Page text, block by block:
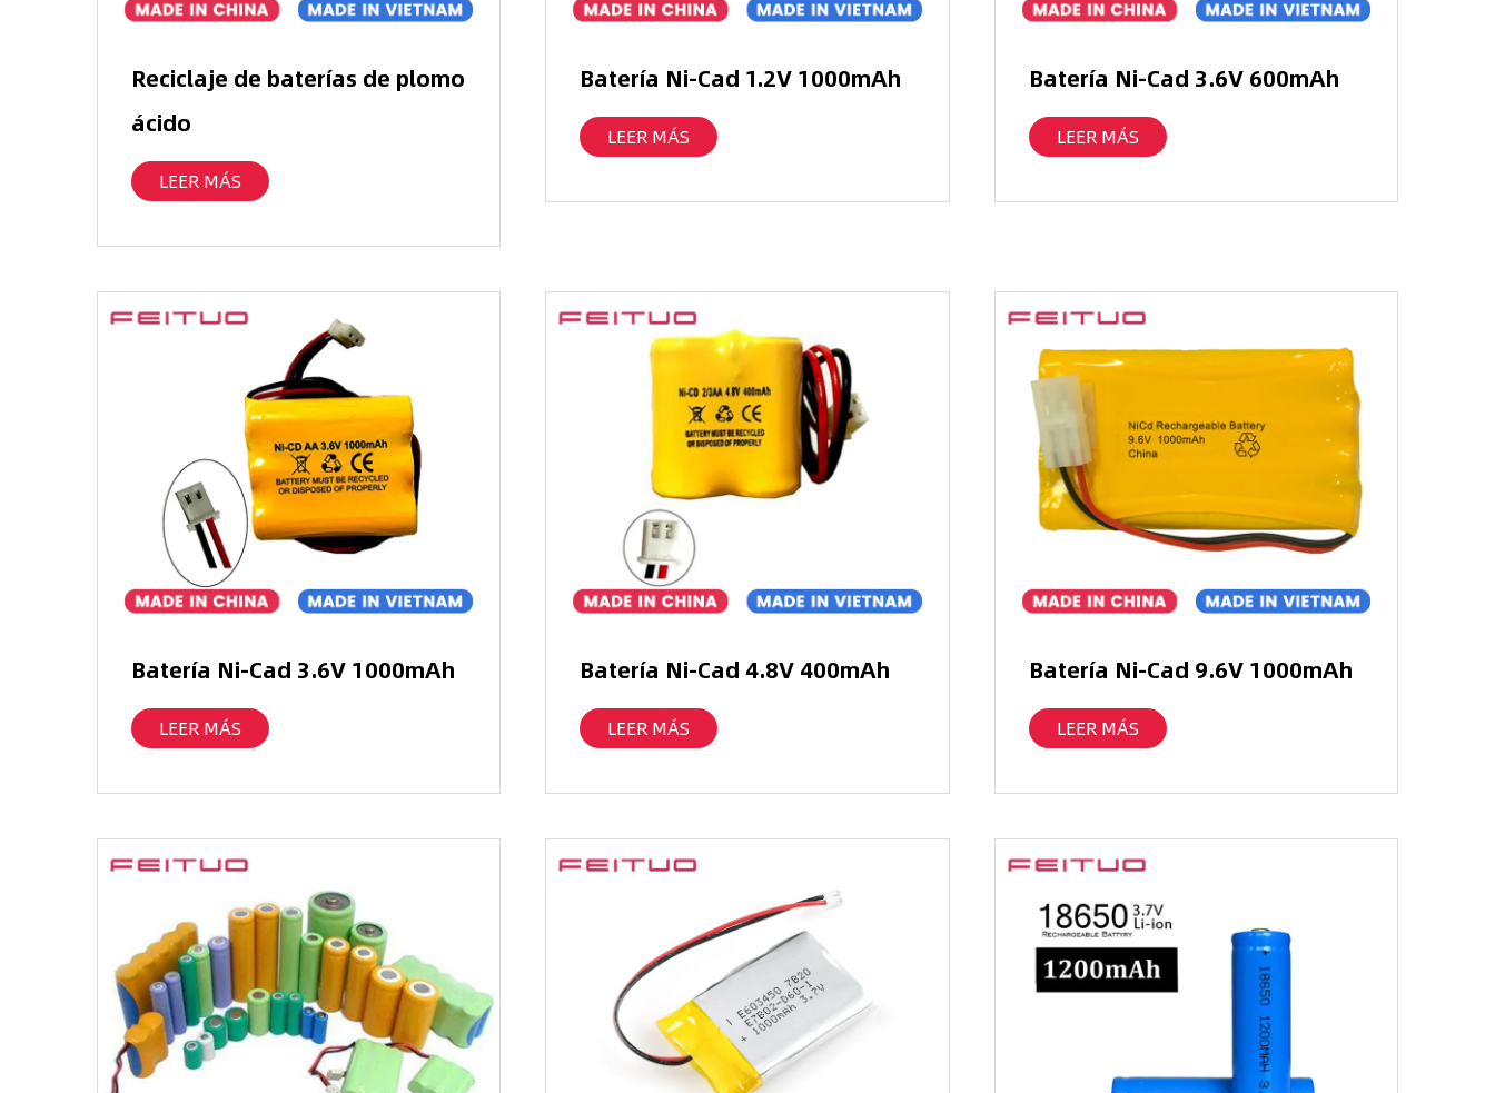
Reciclaje de baterías de plomo
ácido
LEER MÁS
Batería Ni-Cad 1.2V 1000mAh
LEER MÁS
Batería Ni-Cad 3.6V 600mAh
LEER MÁS
Batería Ni-Cad 3.6V 1000mAh
LEER MÁS
Batería Ni-Cad 4.8V 400mAh
LEER MÁS
Batería Ni-Cad 9.6V 1000mAh
LEER MÁS